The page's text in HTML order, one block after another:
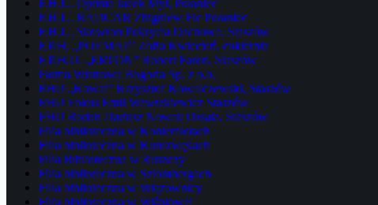
F.H.U. Optima Jacek Myl, Połaniec
F.H.U. RADCAR Zbigniew Fic Połaniec
F.H.U. Skowron Pokrycia Dachowe, Staszów
F.P.H. „POEMAT” Zofia Kwiecień, cukiernia
F.P.H.U. „ERTON” Robert Faron, Staszów
Farma Wiatrowa Bogoria Sp. z o.o.
FHU „Kowal” Krzysztof Kowalczewski, Staszów
FHU Fokus Emil Wawrzkiewicz Staszów
FHU Rodan Dariusz Nowak Ossala, Staszów
Filia biblioteczna w Koniemłotach
Filia biblioteczna w Kurozwękach
Filia Biblioteczna w Ruszczy
Filia biblioteczna w Sztombergach
Filia biblioteczna w Wiązownicy
Filia biblioteczna w Wiśniowej